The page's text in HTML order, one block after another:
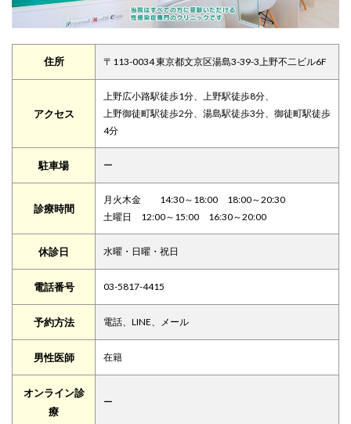
住所 〒113-0034 東京都文京区湯島3-39-3上野不二ビル6F
アクセス
上野広小路駅徒歩1分、上野駅徒歩8分、
上野御徒町駅徒歩2分、湯島駅徒歩3分、御徒町駅徒歩
4分
駐車場 ー
診療時間
月火木金 14:30～18:00 18:00～20:30
土曜日 12:00～15:00 16:30～20:00
休診日 水曜・日曜・祝日
電話番号 03-5817-4415
予約方法 電話、LINE、メール
男性医師 在籍
オンライン診
療
ー